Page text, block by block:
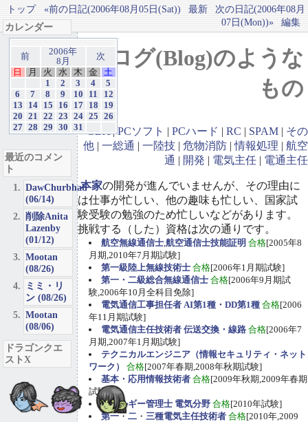
トップ «前の日記(2006年08月05日(Sat)) 最新
次の日記(2006年08月
07日(Mon))»
編集
ブログ(Blog)のような
もの
GBA|PCソフト | PCハード | RC | SPAM | その
他 | 一総通 | 一陸技 | 危物消防 |情報処理 | 航空
通 | 開発 | 電気主任 | 電通主任
本家の開発が進んでいませんが、その理由に
は仕事が忙しい、他の趣味も忙しい、国家試
験受験の勉強のため忙しいなどがあります。
挑戦する（した）資格は次の通りです。
航空無線通信士,航空通信士技能証明 合格[2005年8
月期,2010年7月期試験]
第一級陸上無線技術士 合格[2006年1月期試験]
第一・二級総合無線通信士 合格[2006年9月期試
験,2006年10月全科目免除]
電気通信工事担任者 AI第1種・DD第1種 合格[2006
年11月期試験]
電気通信主任技術者 伝送交換・線路 合格[2006年7
月期,2007年1月期試験]
テクニカルエンジニア（情報セキュリティ・ネット
ワーク）
合格[2007年春期,2008年秋期試験]
基本・応用情報技術者 合格[2009年秋期,2009年春期
試験]
エネルギー管理士 電気分野 合格[2010年試験]
第一・二 ・ 三種電気主任技術者 合格[2010年,2009
カレンダー
前
2006年
8月
次
日
月 火 水 木 金
土
1
2 3 4
5
6
7 8 9 10 11
12
13
14 15 16 17 18
19
20
21 22 23 24 25
26
27 28 29 30 31
最近のコメン
ト
DawChurbhab
(06/14)
削除Anita
Lazenby
(01/12)
Mootan
(08/26)
ミミ・リ
ン (08/26)
Mootan
(08/06)
ドラゴンクエ
ストX